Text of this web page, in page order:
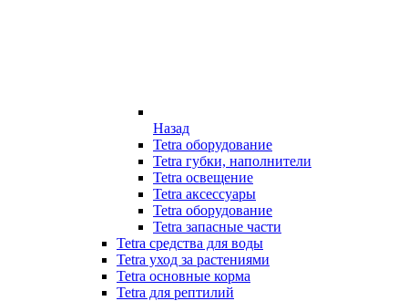
Назад
Tetra оборудование
Tetra губки, наполнители
Tetra освещение
Tetra аксессуары
Tetra оборудование
Tetra запасные части
Tetra средства для воды
Tetra уход за растениями
Tetra основные корма
Tetra для рептилий